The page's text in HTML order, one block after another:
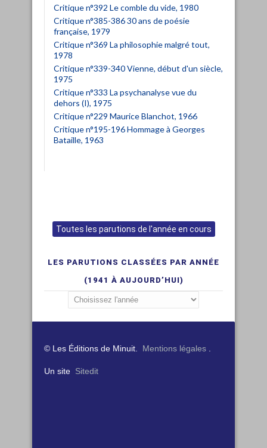
Critique n°392 Le comble du vide, 1980
Critique n°385-386 30 ans de poésie
française, 1979
Critique n°369 La philosophie malgré tout,
1978
Critique n°339-340 Vienne, début d'un siècle,
1975
Critique n°333 La psychanalyse vue du
dehors (I), 1975
Critique n°229 Maurice Blanchot, 1966
Critique n°195-196 Hommage à Georges
Bataille, 1963
Toutes les parutions de l'année en cours
LES PARUTIONS CLASSÉES PAR ANNÉE
(1941 À AUJOURD’HUI)
© Les Éditions de Minuit. Mentions légales
Un site Sitedit